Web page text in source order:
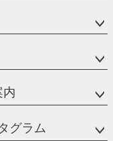
内
グラム